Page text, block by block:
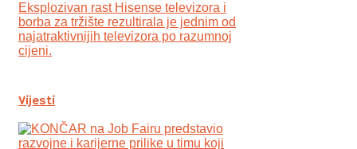
Eksplozivan rast Hisense televizora i
borba za tržište rezultirala je jednim od
najatraktivnijih televizora po razumnoj
cijeni.
Vijesti